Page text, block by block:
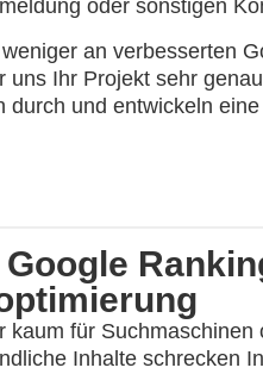
oder sonstigen
an verbesserten
uns Ihr Projekt sehr
durch und entwickeln
kaum für
Inhalte schrecken